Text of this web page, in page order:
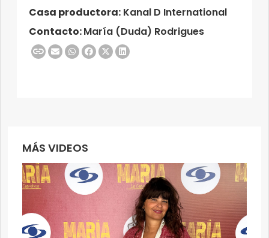
Casa productora: Kanal D International
Contacto:María (Duda) Rodrigues
MÁS VIDEOS